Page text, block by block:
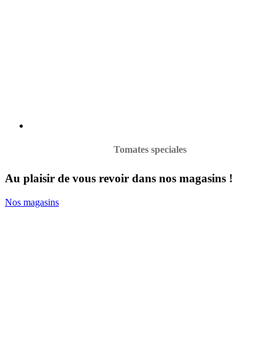
Tomates speciales
Au plaisir de vous revoir dans nos magasins !
Nos magasins